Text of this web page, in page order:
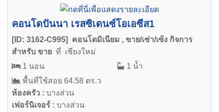
คอนโดปันนา เรสซิเดนซ์โอเอซีส1
[ID: 3162-C995] คอนโดมิเนียม , ขาย/เช่า/เซ้ง กิจการ
สำหรับ ขาย ที่ เชียงใหม่
1 นอน
1 น้ำ
พื้นที่ใช้สอย 64.58 ตร.ว
ห้องครัว : บางส่วน
เฟอร์นิเจอร์ : บางส่วน